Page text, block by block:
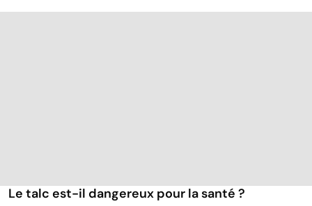
Le talc est-il dangereux pour la santé ?